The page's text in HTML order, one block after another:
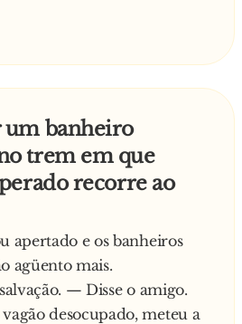
um banheiro
trem em que
recorre ao
apertado e os banheiros
agüento mais.
— Disse o amigo.
desocupado, meteu a